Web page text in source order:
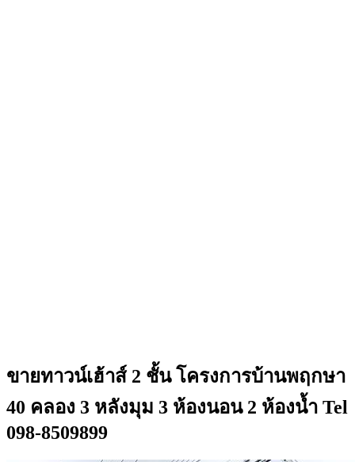
ขายทาวน์เฮ้าส์ 2 ชั้น โครงการบ้านพฤกษา
40 คลอง 3 หลังมุม 3 ห้องนอน 2 ห้องน้ำ Tel
098-8509899